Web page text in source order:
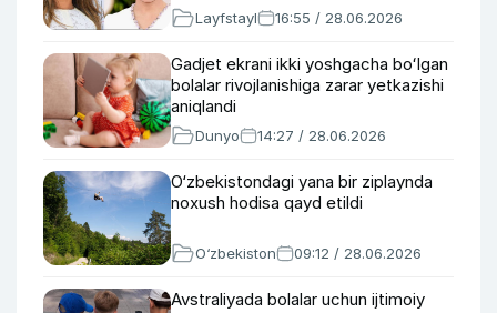
Layfstayl 16:55 / 28.06.2026
Gadjet ekrani ikki yoshgacha boʻlgan
bolalar rivojlanishiga zarar yetkazishi
aniqlandi
Dunyo 14:27 / 28.06.2026
O‘zbekistondagi yana bir ziplaynda
noxush hodisa qayd etildi
O‘zbekiston 09:12 / 28.06.2026
Avstraliyada bolalar uchun ijtimoiy